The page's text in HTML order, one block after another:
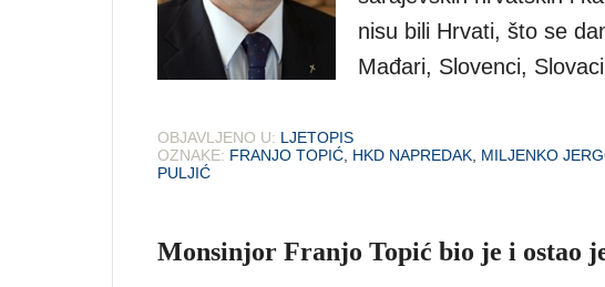
nisu bili Hrvati, što se
Mađari, Slovenci,
OBJAVLJENO U: LJETOPIS
OZNAKE: FRANJO TOPIĆ HKD NAPREDAK MILJENKO
PULJIĆ
Monsinjor Franjo Topić bio je i ostao